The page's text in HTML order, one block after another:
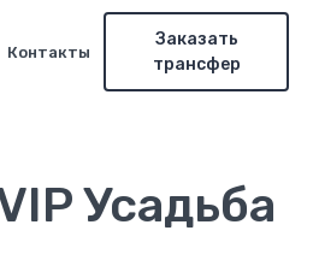
Контакты
Заказать
трансфер
Усадьба